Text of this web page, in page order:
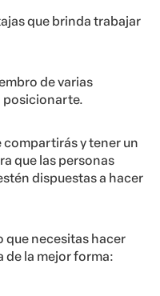
que brinda trabajar
de varias
posicionarte.
compartirás y tener un
que las personas
dispuestas a hacer
que necesitas hacer
de la mejor forma: